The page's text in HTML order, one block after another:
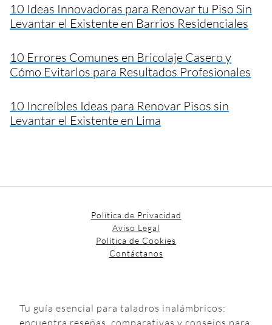
10 Ideas Innovadoras para Renovar tu Piso Sin
Levantar el Existente en Barrios Residenciales
10 Errores Comunes en Bricolaje Casero y
Cómo Evitarlos para Resultados Profesionales
10 Increíbles Ideas para Renovar Pisos sin
Levantar el Existente en Lima
Política de Privacidad
Aviso Legal
Política de Cookies
Contáctanos
Tu guía esencial para taladros inalámbricos:
encuentra reseñas, comparativas y consejos para